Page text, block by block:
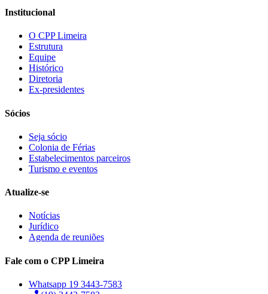
Institucional
O CPP Limeira
Estrutura
Equipe
Histórico
Diretoria
Ex-presidentes
Sócios
Seja sócio
Colonia de Férias
Estabelecimentos parceiros
Turismo e eventos
Atualize-se
Notícias
Jurídico
Agenda de reuniões
Fale com o CPP Limeira
Whatsapp 19 3443-7583